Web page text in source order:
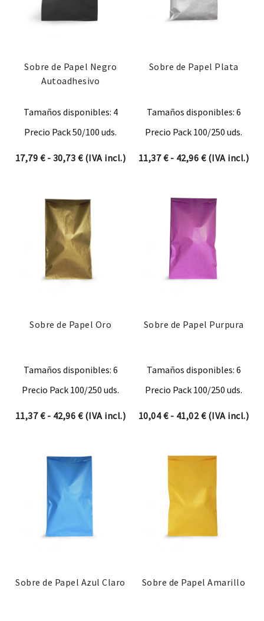
Sobre de Papel Negro
Autoadhesivo
Tamaños disponibles: 4
Precio Pack 50/100 uds.
17,79 € - 30,73 €Rango de precios: desde 17,79 € hasta
(IVA incl.)
Sobre de Papel Plata
Tamaños disponibles: 6
Precio Pack 100/250 uds.
11,37€ - 42,96 €Rango de
(IVA incl.)
Sobre de Papel Oro
Tamaños disponibles: 6
Precio Pack 100/250 uds.
11,37€ - 42,96 €Rango de precios: desde 11,37 € hasta
(IVA incl.)
Sobre de Papel Purpura
Tamaños disponibles: 6
Precio Pack 100/250 uds.
10,04€ - 41,02€Rango de
(IVA incl.)
Sobre de Papel Azul Claro Sobre de Papel Amarillo